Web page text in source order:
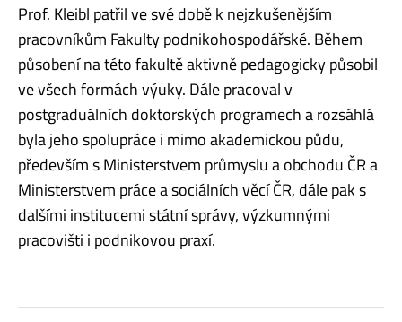
Prof. Kleibl patřil ve své době k nejzkušenějším
pracovníkům Fakulty podnikohospodářské. Během
působení na této fakultě aktivně pedagogicky působil
ve všech formách výuky. Dále pracoval v
postgraduálních doktorských programech a rozsáhlá
byla jeho spolupráce i mimo akademickou půdu,
především s Ministerstvem průmyslu a obchodu ČR a
Ministerstvem práce a sociálních věcí ČR, dále pak s
dalšími institucemi státní správy, výzkumnými
pracovišti i podnikovou praxí.